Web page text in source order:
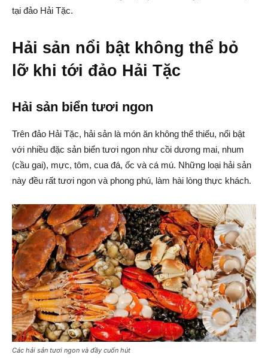
tại đảo Hải Tặc.
Hải sản nổi bật không thể bỏ
lỡ khi tới đảo Hải Tặc
Hải sản biển tươi ngon
Trên đảo Hải Tặc, hải sản là món ăn không thể thiếu, nổi bật
với nhiều đặc sản biển tươi ngon như cồi dương mai, nhum
(cầu gai), mực, tôm, cua đá, ốc và cá mú. Những loại hải sản
này đều rất tươi ngon và phong phú, làm hài lòng thực khách.
Các hải sản tươi ngon và đầy cuốn hút